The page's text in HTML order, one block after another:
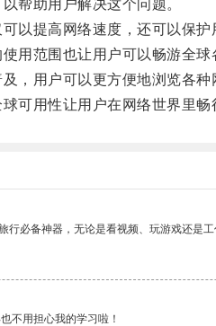
助用户解决这个问题。
提高网络速度，还可以保护
范围也让用户可以畅游全球
用户可以更方便地浏览各种
用性让用户在网络世界里畅
行必备神器，无论是看视频、玩游戏还是
不用担心我的学习啦！